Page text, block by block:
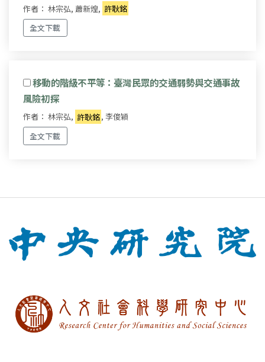
作者： 林宗弘, 蕭新煌, 許耿銘
全文下載
移動的階級不平等：臺灣民眾的交通弱勢與交通事故
風險初探
作者： 林宗弘, 許耿銘, 李俊穎
全文下載